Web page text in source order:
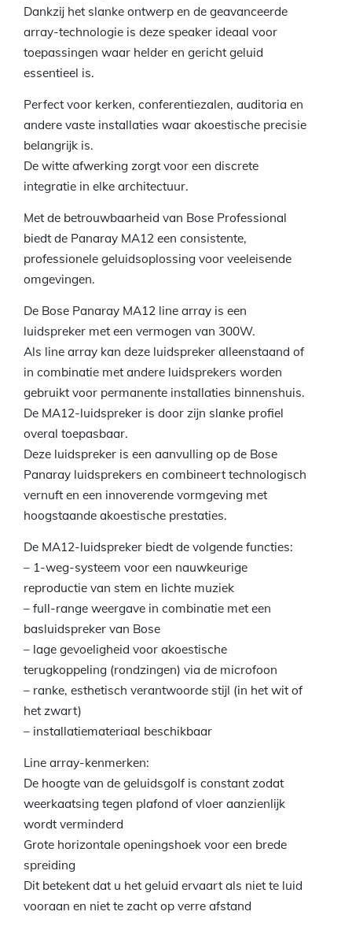
Dankzij het slanke ontwerp en de geavanceerde
array-technologie is deze speaker ideaal voor
toepassingen waar helder en gericht geluid
essentieel is.
Perfect voor kerken, conferentiezalen, auditoria en
andere vaste installaties waar akoestische precisie
belangrijk is.
De witte afwerking zorgt voor een discrete
integratie in elke architectuur.
Met de betrouwbaarheid van Bose Professional
biedt de Panaray MA12 een consistente,
professionele geluidsoplossing voor veeleisende
omgevingen.
De Bose Panaray MA12 line array is een
luidspreker met een vermogen van 300W.
Als line array kan deze luidspreker alleenstaand of
in combinatie met andere luidsprekers worden
gebruikt voor permanente installaties binnenshuis.
De MA12-luidspreker is door zijn slanke profiel
overal toepasbaar.
Deze luidspreker is een aanvulling op de Bose
Panaray luidsprekers en combineert technologisch
vernuft en een innoverende vormgeving met
hoogstaande akoestische prestaties.
De MA12-luidspreker biedt de volgende functies:
– 1-weg-systeem voor een nauwkeurige
reproductie van stem en lichte muziek
– full-range weergave in combinatie met een
basluidspreker van Bose
– lage gevoeligheid voor akoestische
terugkoppeling (rondzingen) via de microfoon
– ranke, esthetisch verantwoorde stijl (in het wit of
het zwart)
– installatiemateriaal beschikbaar
Line array-kenmerken:
De hoogte van de geluidsgolf is constant zodat
weerkaatsing tegen plafond of vloer aanzienlijk
wordt verminderd
Grote horizontale openingshoek voor een brede
spreiding
Dit betekent dat u het geluid ervaart als niet te luid
vooraan en niet te zacht op verre afstand